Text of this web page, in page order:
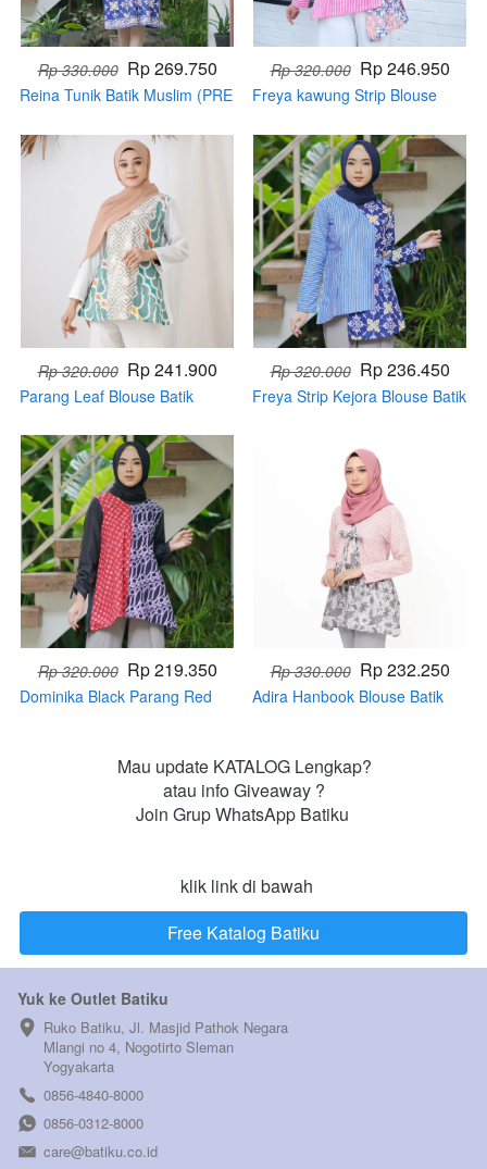
Rp 330.000 Rp 269.750
Reina Tunik Batik Muslim (PRE
Rp 320.000 Rp 246.950
Freya kawung Strip Blouse
Rp 320.000 Rp 241.900
Parang Leaf Blouse Batik
Rp 320.000 Rp 236.450
Freya Strip Kejora Blouse Batik
Rp 320.000 Rp 219.350
Dominika Black Parang Red
Rp 330.000 Rp 232.250
Adira Hanbook Blouse Batik
Mau update KATALOG Lengkap?
atau info Giveaway ?
Join Grup WhatsApp Batiku
klik link di bawah
`Free Katalog Batiku
Yuk ke Outlet Batiku
Ruko Batiku, Jl. Masjid Pathok Negara
Mlangi no 4, Nogotirto Sleman
Yogyakarta
0856-4840-8000
0856-0312-8000
care@batiku.co.id